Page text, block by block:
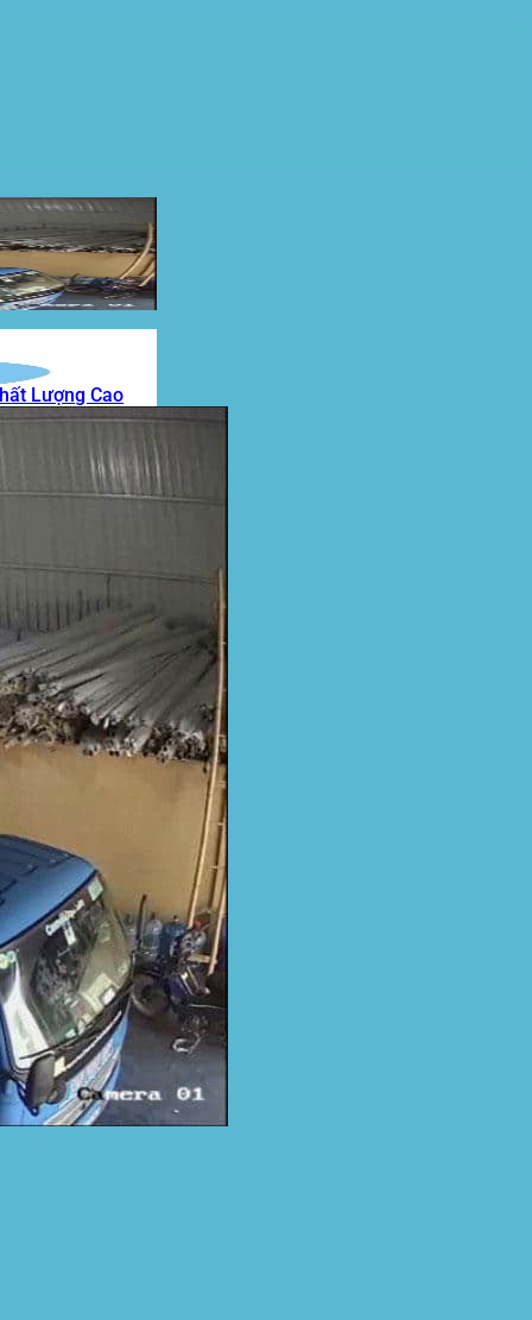
Lượng Cao